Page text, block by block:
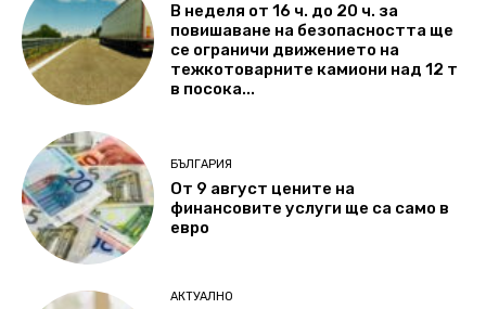
В неделя от 16 ч. до 20 ч. за
повишаване на безопасността ще
се ограничи движението на
тежкотоварните камиони над 12 т
в посока...
БЪЛГАРИЯ
От 9 август цените на
финансовите услуги ще са само в
евро
АКТУАЛНО